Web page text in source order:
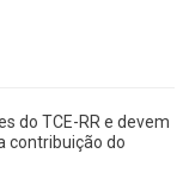
do TCE-RR e devem
contribuição do